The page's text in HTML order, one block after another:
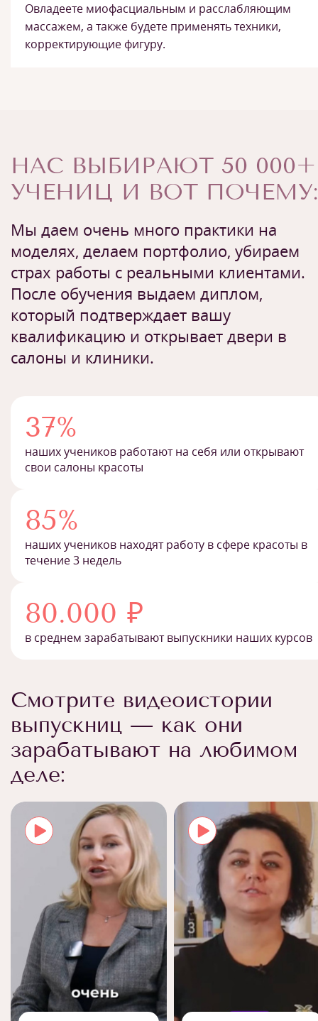
Овладеете миофасциальным и расслабляющим
массажем, а также будете применять техники,
корректирующие фигуру.
НАС ВЫБИРАЮТ 50 000+
УЧЕНИЦ И ВОТ ПОЧЕМУ:
Мы даем очень много практики на
моделях, делаем портфолио, убираем
страх работы с реальными клиентами.
После обучения выдаем диплом,
который подтверждает вашу
квалификацию и открывает двери в
салоны и клиники.
37%
наших учеников работают на себя или открывают
свои салоны красоты
85%
наших учеников находят работу в сфере красоты в
течение 3 недель
80.000 ₽
в среднем зарабатывают выпускники наших курсов
Смотрите видеоистории
выпускниц — как они
зарабатывают на любимом
деле: